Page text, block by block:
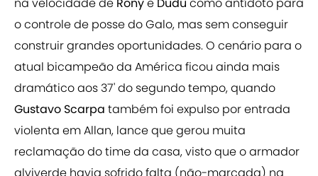
o controle de posse do Galo, mas sem conseguir
construir grandes oportunidades. O cenário para o
atual bicampeão da América ficou ainda mais
dramático aos 37' do segundo tempo, quando
Gustavo Scarpa também foi expulso por entrada
violenta em Allan, lance que gerou muita
reclamação do time da casa, visto que o armador